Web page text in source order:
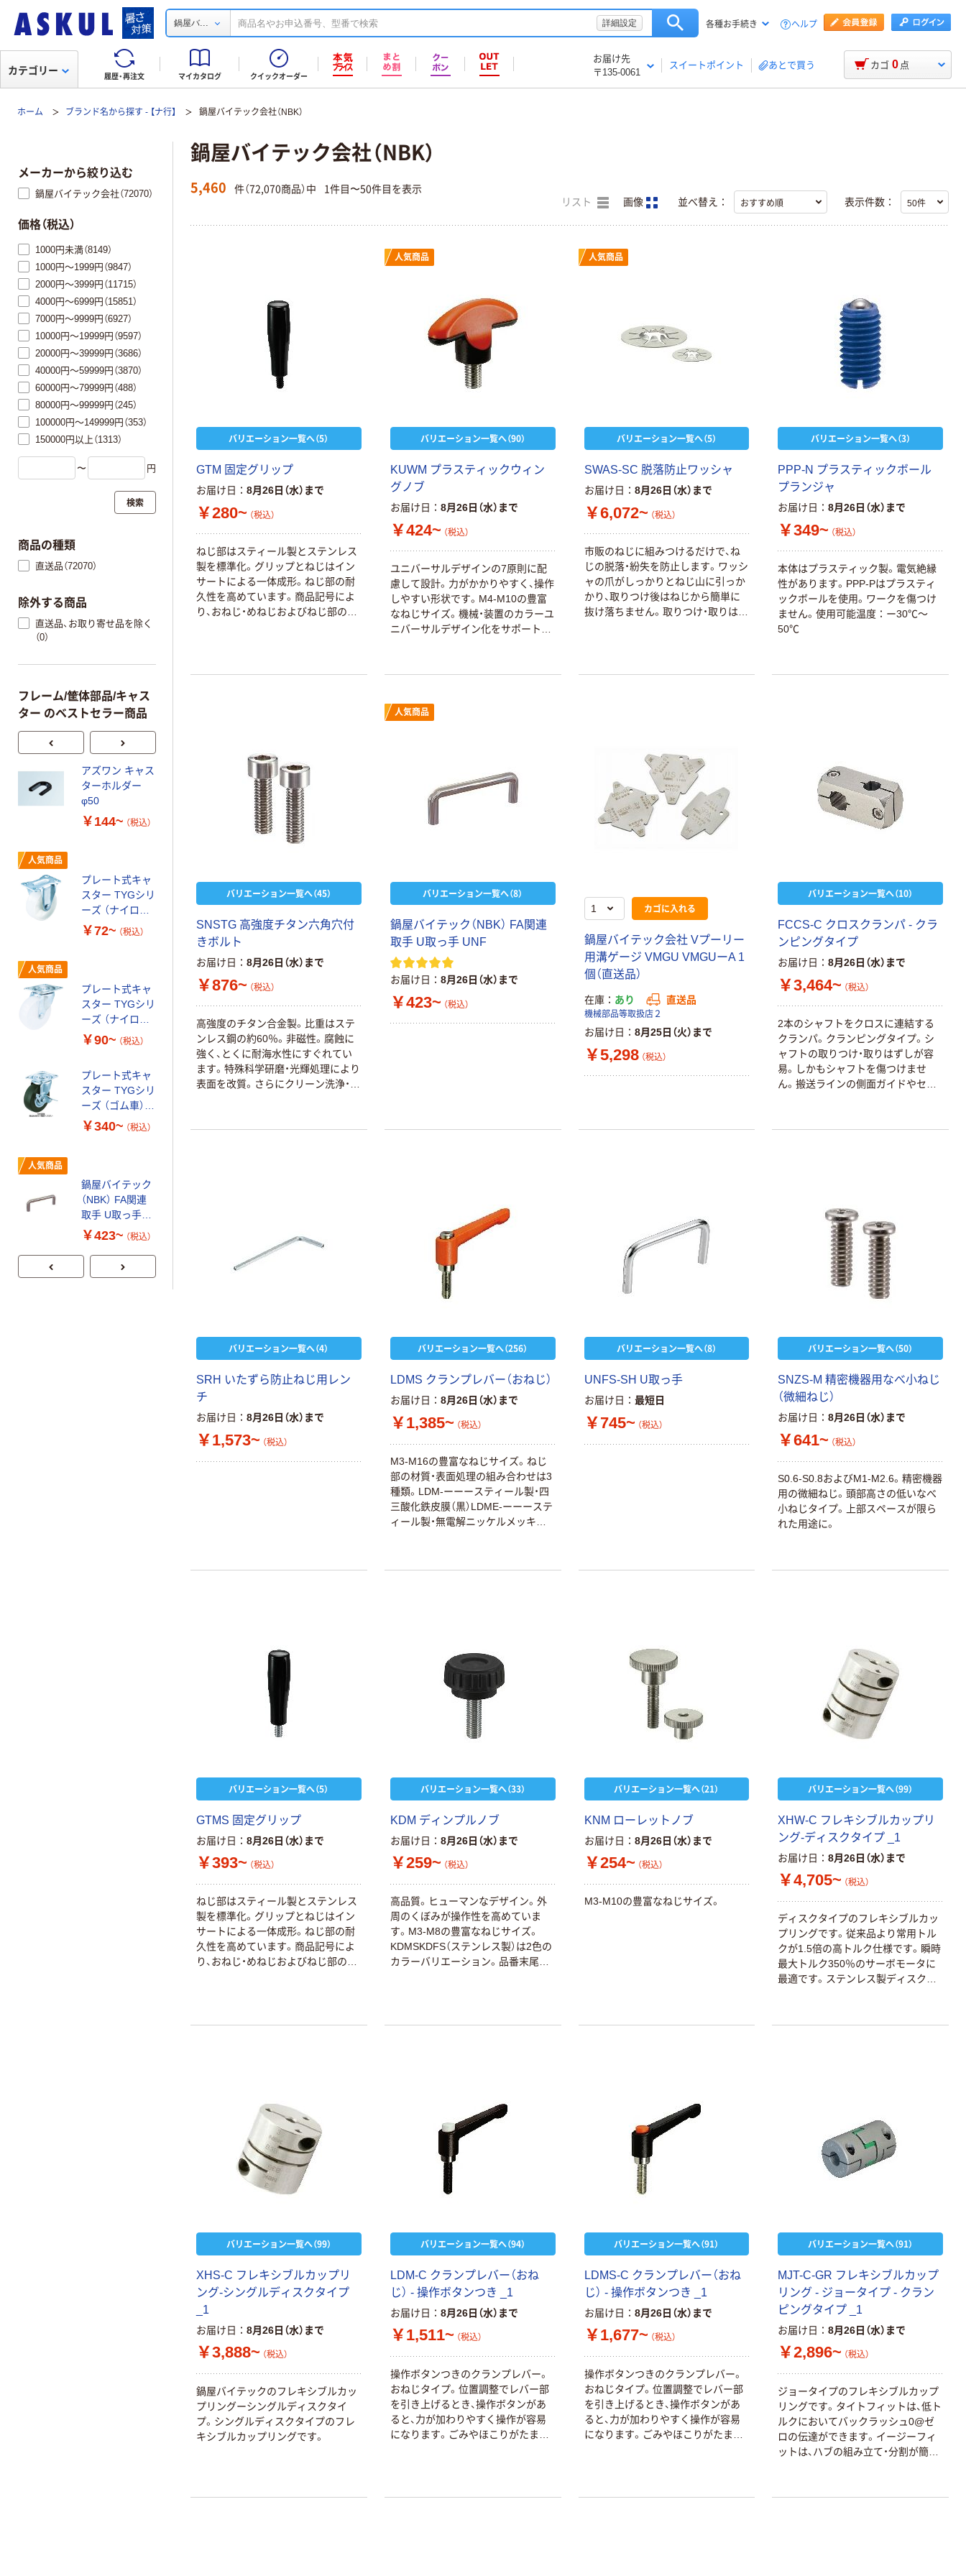
鍋屋バ... 詳細設定 各種お手続き ヘルプ
履歴・再注文 マイカタログ クイックオーダー
お届け先
〒135-0061
スイートポイント あとで買う
カテゴリー カゴ 0 点
ホーム ブランド名から探す - 【ナ行】 鍋屋バイテック会社（NBK）
鍋屋バイテック会社（NBK）
5,460 件（72,070商品）中 1件目〜50件目を表示
リスト 画像 並べ替え： 表示件数：
バリエーション一覧へ（5）
GTM 固定グリップ
お届け日 8月26日（水）まで
￥280~ （税込）
ねじ部はスティール製とステンレス
製を標準化。グリップとねじはイン
サートによる一体成形。ねじ部の耐
久性を高めています。商品記号によ
り、おねじ・めねじおよびねじ部の材
じ・スティール製GTFS-ーーーめね
人気商品
バリエーション一覧へ（90）
KUWM プラスティックウィン
グノブ
お届け日 8月26日（水）まで
￥424~ （税込）
ユニバーサルデザインの7原則に配
慮して設計。力がかかりやすく、操作
しやすい形状です。M4-M10の豊富
なねじサイズ。機械・装置のカラーユ
ニバーサルデザイン化をサポートす
ラー。
人気商品
バリエーション一覧へ（5）
SWAS-SC 脱落防止ワッシャ
お届け日 8月26日（水）まで
￥6,072~ （税込）
市販のねじに組みつけるだけで、ね
じの脱落・紛失を防止します。ワッシ
ャの爪がしっかりとねじ山に引っか
かり、取りつけ後はねじから簡単に
抜け落ちません。取りつけ・取りはず
バリエーション一覧へ（3）
PPP-N プラスティックボール
プランジャ
お届け日 8月26日（水）まで
￥349~ （税込）
本体はプラスティック製。電気絶縁
性があります。PPP-Pはプラスティ
ックボールを使用。ワークを傷つけ
ません。使用可能温度：ー30℃～
50℃
バリエーション一覧へ（45）
SNSTG 高強度チタン六角穴付
きボルト
お届け日 8月26日（水）まで
￥876~ （税込）
高強度のチタン合金製。比重はステ
ンレス鋼の約60％。非磁性。腐蝕に
強く、とくに耐海水性にすぐれてい
ます。特殊科学研磨・光輝処理により
表面を改質。さらにクリーン洗浄・ク
人気商品
バリエーション一覧へ（8）
鍋屋バイテック（NBK） FA関連
取手 U取っ手 UNF
お届け日 8月26日（水）まで
￥423~ （税込）
カゴに入れる
鍋屋バイテック会社 Vプーリー
用溝ゲージ VMGU VMGUーA 1
個（直送品）
在庫 あり 直送品
機械部品等取扱店２
お届け日 8月25日（火）まで
￥5,298 （税込）
バリエーション一覧へ（10）
FCCS-C クロスクランパ - クラ
ンピングタイプ
お届け日 8月26日（水）まで
￥3,464~ （税込）
2本のシャフトをクロスに連結する
クランパ。クランピングタイプ。シ
ャフトの取りつけ・取りはずしが容
易。しかもシャフトを傷つけませ
ん。搬送ラインの側面ガイドやセン
レス製を標準化。丸シャフトと角シ
バリエーション一覧へ（4）
SRH いたずら防止ねじ用レン
チ
お届け日 8月26日（水）まで
￥1,573~ （税込）
バリエーション一覧へ（256）
LDMS クランプレバー（おねじ）
お届け日 8月26日（水）まで
￥1,385~ （税込）
M3-M16の豊富なねじサイズ。ねじ
部の材質・表面処理の組み合わせは3
種類。LDM-ーーースティール製・四
三酸化鉄皮膜（黒）LDME-ーーーステ
ィール製・無電解ニッケルメッキ
バリエーション一覧へ（8）
UNFS-SH U取っ手
お届け日 最短日
￥745~ （税込）
バリエーション一覧へ（50）
SNZS-M 精密機器用なべ小ねじ
（微細ねじ）
お届け日 8月26日（水）まで
￥641~ （税込）
S0.6-S0.8およびM1-M2.6。精密機器
用の微細ねじ。頭部高さの低いなべ
小ねじタイプ。上部スペースが限ら
れた用途に。
バリエーション一覧へ（5）
GTMS 固定グリップ
お届け日 8月26日（水）まで
￥393~ （税込）
ねじ部はスティール製とステンレス
製を標準化。グリップとねじはイン
サートによる一体成形。ねじ部の耐
久性を高めています。商品記号によ
り、おねじ・めねじおよびねじ部の材
じ・スティール製GTFS-ーーーめね
バリエーション一覧へ（33）
KDM ディンプルノブ
お届け日 8月26日（水）まで
￥259~ （税込）
高品質。ヒューマンなデザイン。外
周のくぼみが操作性を高めていま
す。M3-M8の豊富なねじサイズ。
KDMSKDFS（ステンレス製）は2色の
カラーバリエーション。品番末尾の
どへの使用に最適です。
バリエーション一覧へ（21）
KNM ローレットノブ
お届け日 8月26日（水）まで
￥254~ （税込）
M3-M10の豊富なねじサイズ。
バリエーション一覧へ（99）
XHW-C フレキシブルカップリ
ング-ディスクタイプ _1
お届け日 8月26日（水）まで
￥4,705~ （税込）
ディスクタイプのフレキシブルカッ
プリングです。従来品より常用トル
クが1.5倍の高トルク仕様です。瞬時
最大トルク350％のサーボモータに
最適です。ステンレス製ディスクが、
バリエーション一覧へ（99）
XHS-C フレキシブルカップリ
ング-シングルディスクタイプ
_1
お届け日 8月26日（水）まで
￥3,888~ （税込）
鍋屋バイテックのフレキシブルカッ
プリングーシングルディスクタイ
プ。シングルディスクタイプのフレ
キシブルカップリングです。
バリエーション一覧へ（94）
LDM-C クランプレバー（おね
じ） - 操作ボタンつき _1
お届け日 8月26日（水）まで
￥1,511~ （税込）
操作ボタンつきのクランプレバー。
おねじタイプ。位置調整でレバー部
を引き上げるとき、操作ボタンがあ
ると、力が加わりやすく操作が容易
になります。ごみやほこりがたまり
は傷が目立ちにくいつや消しタイプ
バリエーション一覧へ（91）
LDMS-C クランプレバー（おね
じ） - 操作ボタンつき _1
お届け日 8月26日（水）まで
￥1,677~ （税込）
操作ボタンつきのクランプレバー。
おねじタイプ。位置調整でレバー部
を引き上げるとき、操作ボタンがあ
ると、力が加わりやすく操作が容易
になります。ごみやほこりがたまり
は傷が目立ちにくいつや消しタイプ
バリエーション一覧へ（91）
MJT-C-GR フレキシブルカップ
リング - ジョータイプ - クラン
ピングタイプ _1
お届け日 8月26日（水）まで
￥2,896~ （税込）
ジョータイプのフレキシブルカップ
リングです。タイトフィットは、低ト
ルクにおいてバックラッシュ0@ゼ
ロの伝達ができます。イージーフィ
ットは、ハブの組み立て・分割が簡単
します。電気絶縁性があります。抵
メーカーから絞り込む
鍋屋バイテック会社（72070）
価格（税込）
1000円未満（8149）
1000円～1999円（9847）
2000円～3999円（11715）
4000円～6999円（15851）
7000円～9999円（6927）
10000円～19999円（9597）
20000円～39999円（3686）
40000円～59999円（3870）
60000円～79999円（488）
80000円～99999円（245）
100000円～149999円（353）
150000円以上（1313）
〜 円
検索
商品の種類
直送品（72070）
除外する商品
直送品、お取り寄せ品を除く
（0）
フレーム/筐体部品/キャス
ター のベストセラー商品
アズワン キャス
ターホルダー
φ50
￥144~ （税込）
人気商品
プレート式キャ
スター TYGシリ
ーズ （ナイロン
車） 固定
￥72~ （税込）
人気商品
プレート式キャ
スター TYGシリ
ーズ （ナイロン
車） 自在
￥90~ （税込）
プレート式キャ
スター TYGシリ
ーズ （ゴム車）
自在ストッパー
￥340~ （税込）
人気商品
鍋屋バイテック
（NBK） FA関連
取手 U取っ手
UNF
￥423~ （税込）
ねじ込み式キャ
スター（ナイロ
ンホイールウレ
タン車） 自在
￥906~ （税込）
（プレス製ウレ
￥1,860~
（税込）
スター TYSシリ
ーズ （ナイロン
￥563~ （税込）
人気商品
ソフトクッショ
ン（丸型） _2
ング 取付方向自
在タイプ KMF
￥3,050~
キャスター（ナ
イロン車） 自在
￥341~ （税込）
ハイロジック 脚
キャップ 茶角
（税込）
防振ゴムA BGA
（税込）
ン（角型）
￥366~
東海キャスター
東海 双輪キャス
ター エラストマ
ー車 Φ40mm プ
レート 黒
岐阜産研工業
PCJC型 旋回キ
ャスター
￥4,834~
アズワン キャス
ターホルダー
φ50
￥144~
スター TYGシリ
￥72~
車） 自在
￥90~
プレート式キャ
￥340~ （税込）
UNF￥423~